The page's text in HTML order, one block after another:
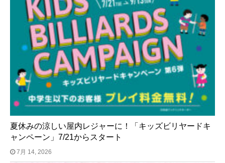
夏休みの涼しい屋内レジャーに！「キッズビリヤードキ
ャンペーン」7/21からスタート
7月 14, 2026